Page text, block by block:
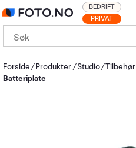
PRIVAT
BEDRIFT
Forside Produkter Studio Tilbehør
Batteriplate